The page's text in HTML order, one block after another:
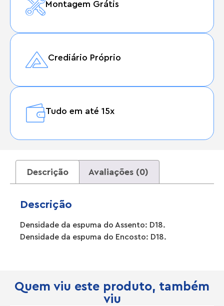
Montagem Grátis
Crediário Próprio
Tudo em até 15x
Descrição Avaliações (0)
Descrição
Densidade da espuma do Assento: D18.
Densidade da espuma do Encosto: D18.
Quem viu este produto, também
viu